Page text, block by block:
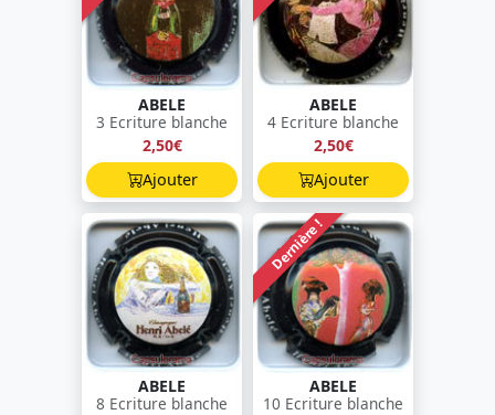
ABELE
3 Ecriture blanche
2,50€
Ajouter
ABELE
4 Ecriture blanche
2,50€
Ajouter
ABELE
8 Ecriture blanche
Dernière !
ABELE
10 Ecriture blanche